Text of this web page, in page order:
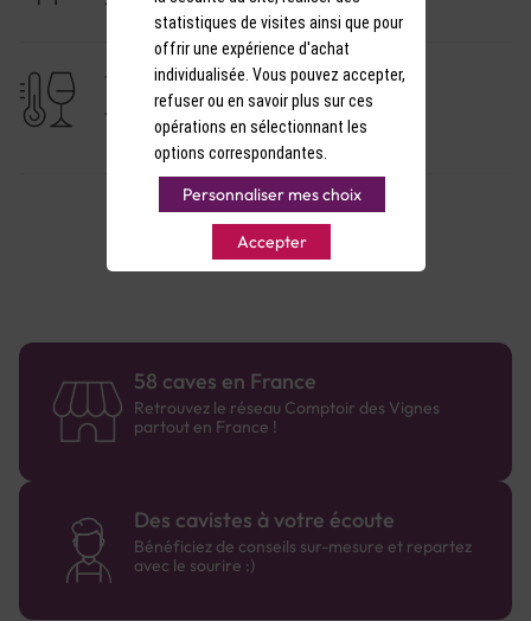
TEMPÉRATURE DE SERVICE
17-18°C
58 caves en France
Retrouvez le réseau Comptoir des Vignes
partout en France !
Des cavistes à votre écoute
Bénéficiez de conseils sur-mesure et repartez
avec le sourire :)
statistiques de visites ainsi que pour
offrir une expérience d'achat
individualisée. Vous pouvez accepter,
refuser ou en savoir plus sur ces
opérations en sélectionnant les
options correspondantes.
Personnaliser mes choix
Accepter